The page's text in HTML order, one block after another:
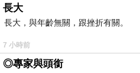
長大
長大，與年齡無關，跟挫折有關。
7 小時前
◎專家與頭銜